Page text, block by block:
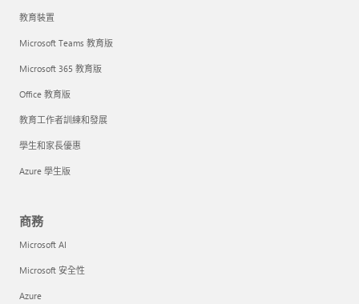
教育裝置
Microsoft Teams 教育版
Microsoft 365 教育版
Office 教育版
教育工作者訓練和發展
學生和家長優惠
Azure 學生版
商務
Microsoft AI
Microsoft 安全性
Azure